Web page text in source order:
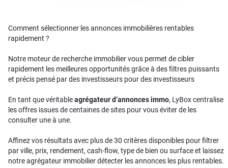
Comment sélectionner les annonces immobilières rentables
rapidement ?
Notre moteur de recherche immobilier vous permet de cibler
rapidement les meilleures opportunités grâce à des filtres puissants
et précis pensé par des investisseurs pour des investisseurs
En tant que véritableagrégateur d’annonces immo, LyBox centralise
les offres issues de centaines de sites pour vous éviter de les
consulter une à une.
Affinez vos résultats avec plus de 30 critères disponibles pour filtrer
par ville, prix, rendement, cash-flow, type de bien ou surface et laissez
notre agrégateur immobilier détecter les annonces les plus rentables.